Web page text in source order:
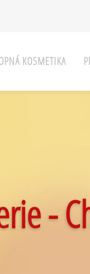
KOSMETIKA
-